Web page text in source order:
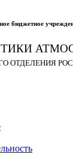
бюджетное
ОТДЕЛЕНИЯ